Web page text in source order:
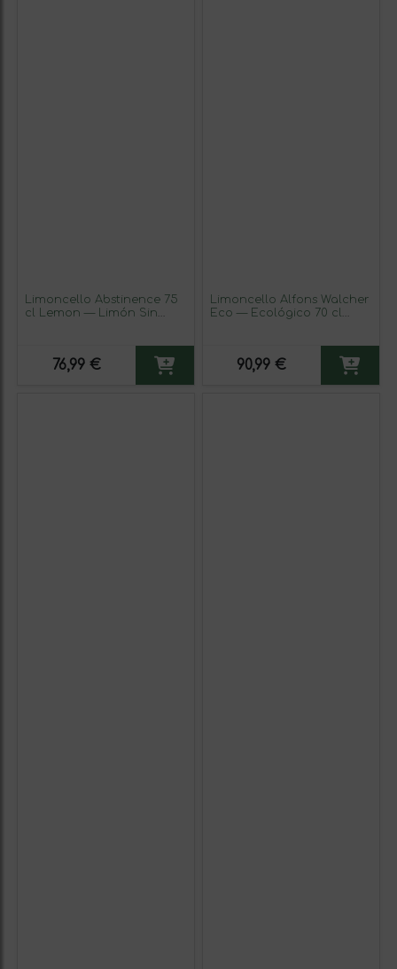
Limoncello Abstinence 75
cl Lemon — Limón Sin
76,99 €
Limoncello Alfons Walcher
Eco — Ecológico 70 cl
90,99 €